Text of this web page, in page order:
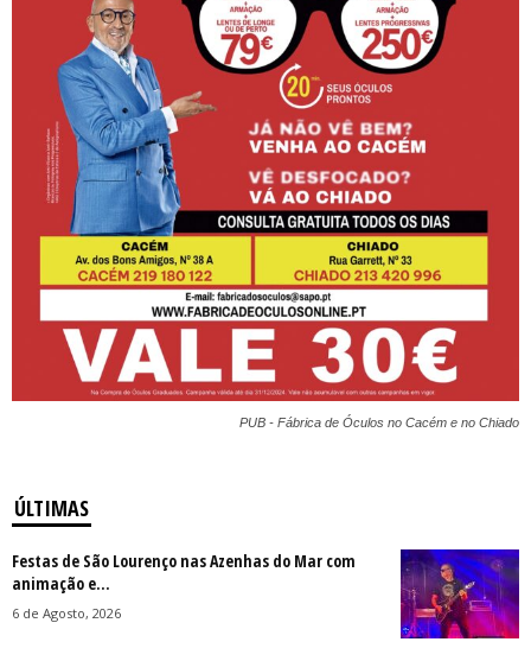
PUB - Fábrica de Óculos no Cacém e no Chiado
ÚLTIMAS
Festas de São Lourenço nas Azenhas do Mar com
animação e...
6 de Agosto, 2026